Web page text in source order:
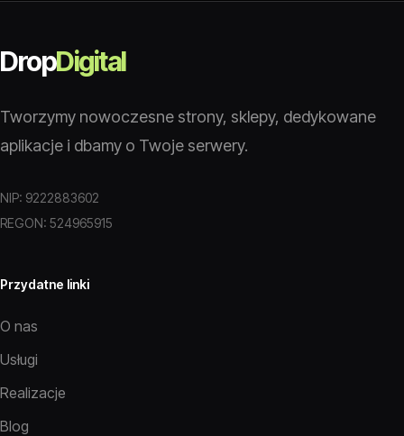
DropDigital
Tworzymy nowoczesne strony, sklepy, dedykowane
aplikacje i dbamy o Twoje serwery.
NIP: 9222883602
REGON: 524965915
Przydatne linki
O nas
Usługi
Realizacje
Blog